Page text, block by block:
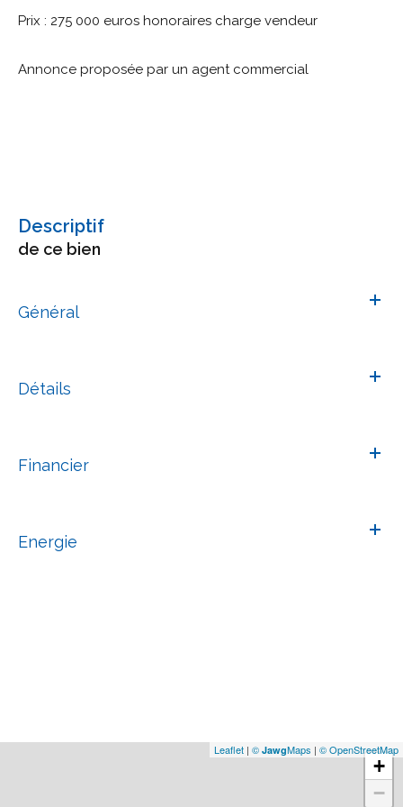
Prix : 275 000 euros honoraires charge vendeur
Annonce proposée par un agent commercial
descriptif
de ce bien
Général
Détails
Financier
Energie
+
−
Leaflet | © JawgMaps | © OpenStreetMap